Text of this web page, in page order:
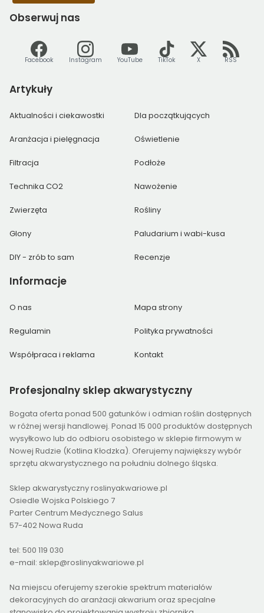
Obserwuj nas
Facebook Instagram YouTube TikTok X RSS
Artykuły
Aktualności i ciekawostki Dla początkujących
Aranżacja i pielęgnacja Oświetlenie
Filtracja Podłoże
Technika CO2 Nawożenie
Zwierzęta Rośliny
Glony Paludarium i wabi-kusa
DIY - zrób to sam Recenzje
Informacje
O nas Mapa strony
Regulamin Polityka prywatności
Współpraca i reklama Kontakt
Profesjonalny sklep akwarystyczny
Bogata oferta ponad 500 gatunków i odmian roślin dostępnych
w różnej wersji handlowej. Ponad 15 000 produktów dostępnych
wysyłkowo lub do odbioru osobistego w sklepie firmowym w
Nowej Rudzie (Kotlina Kłodzka). Oferujemy największy wybór
sprzętu akwarystycznego na południu dolnego śląska.
Sklep akwarystyczny roslinyakwariowe.pl
Osiedle Wojska Polskiego 7
Parter Centrum Medycznego Salus
57-402 Nowa Ruda
tel: 500 119 030
e-mail: sklep@roslinyakwariowe.pl
Na miejscu oferujemy szerokie spektrum materiałów
dekoracyjnych do aranżacji akwarium oraz specjalne